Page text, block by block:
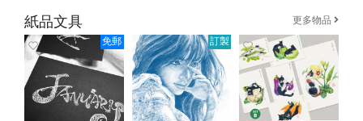
更多物品
紙品文具
免郵 訂製